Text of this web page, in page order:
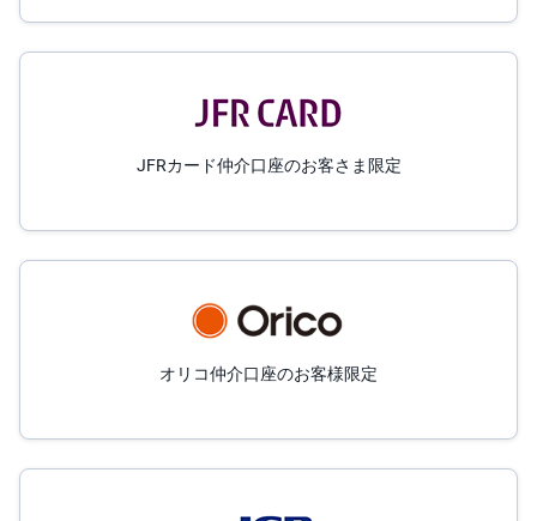
JFRカード仲介口座のお客さま限定
オリコ仲介口座のお客様限定